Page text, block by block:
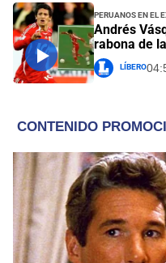
Peruanos en el
Andrés
rabona de
Líbero